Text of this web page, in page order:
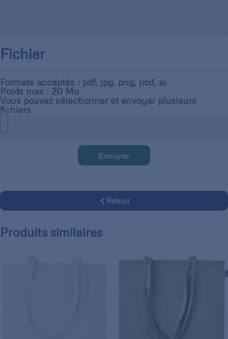
Fichier
Formats acceptés : pdf, jpg, png, psd, ai
Poids max : 20 Mo
Vous pouvez sélectionner et envoyer plusieurs
fichiers
Envoyer
Retour
Produits similaires